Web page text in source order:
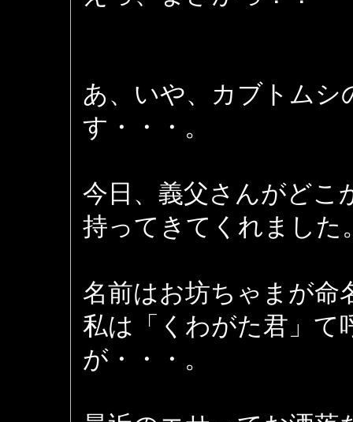
あ、いや、カブトムシ
す・・・。
今日、義父さんがどこ
持ってきてくれました
名前はお坊ちゃまが命
私は「くわがた君」て
が・・・。